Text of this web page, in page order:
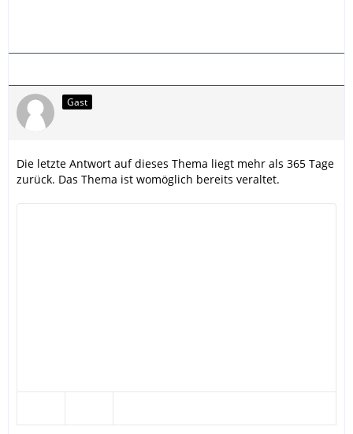
Gast
Die letzte Antwort auf dieses Thema liegt mehr als 365 Tage
zurück. Das Thema ist womöglich bereits veraltet.